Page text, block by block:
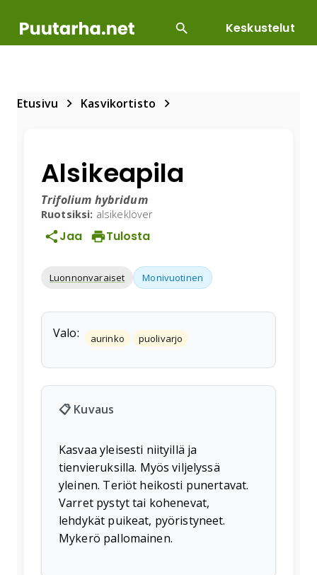
Keskustelut
Etusivu Kasvikortisto
Alsikeapila
Trifolium hybridum
Ruotsiksi: alsikeklöver
Jaa Tulosta
Luonnonvaraiset Monivuotinen
Valo: aurinko puolivarjo
📋 Kuvaus
Kasvaa yleisesti niityillä ja
tienvieruksilla. Myös viljelyssä
yleinen. Teriöt heikosti punertavat.
Varret pystyt tai kohenevat,
lehdykät puikeat, pyöristyneet.
Mykerö pallomainen.